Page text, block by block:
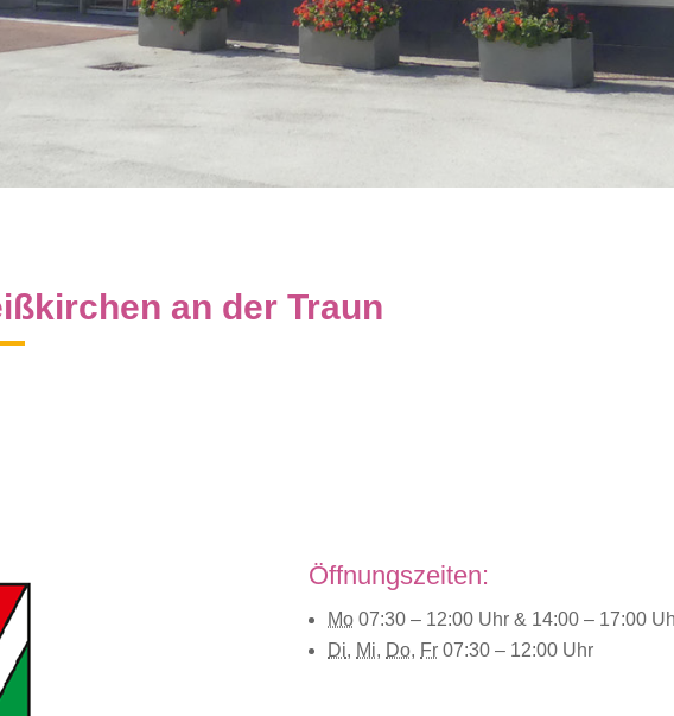
an der Traun
Öffnungszeiten:
Mo 07:30 – 12:00 Uhr & 14:00 – 17:00
Di, Mi, Do, Fr 07:30 – 12:00 Uhr